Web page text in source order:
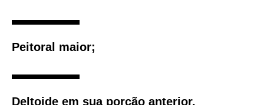
Peitoral maior;
Deltoide em sua porção anterior.